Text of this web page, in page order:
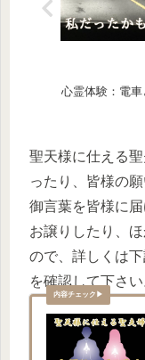
心霊体験：電
聖天様に仕える
ったり、皆様の
御言葉を皆様に
お譲りしたり、
ので、詳しくは
を確認して下さい